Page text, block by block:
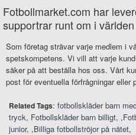
Fotbollmarket.com har
supportrar runt om i
Som företag strävar varje medlem i
spetskompetens. Vi vill att varje
säker på att beställa hos oss. Vårt
post för eventuella förfrågningar eller
Related Tags: fotbollskläder barn
tryck Fotbollskläder barn billigt ,
junior ,Billiga fotbollströjor på nätet